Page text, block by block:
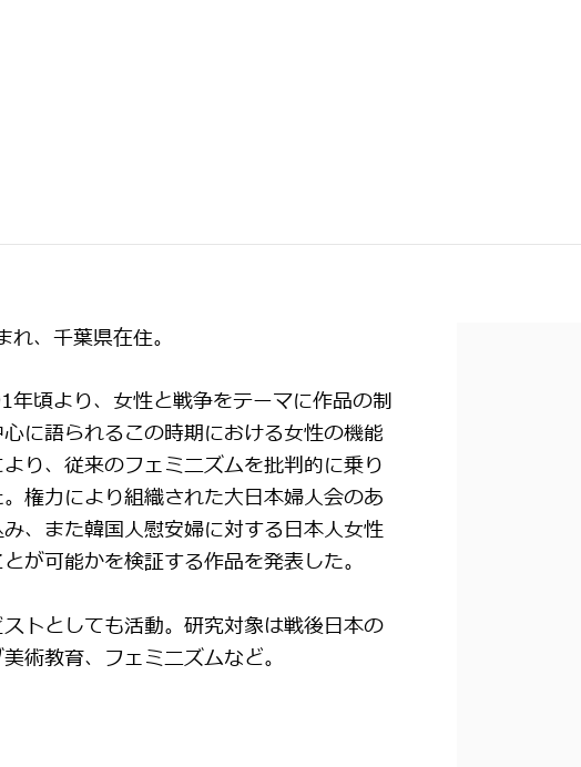
、千葉県在住。
頃より、女性と戦争をテーマに作品の制
に語られるこの時期における女性の機能
り、従来のフェミニズムを批判的に乗り
権力により組織された大日本婦人会のあ
、また韓国人慰安婦に対する日本人女性
が可能かを検証する作品を発表した。
トとしても活動。研究対象は戦後日本の
術教育、フェミニズムなど。